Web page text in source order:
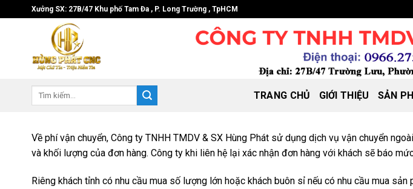
to
Xưởng SX: 27B/47 Khu phố Tam Đa , P. Long Trường , TpHCM
Tìm
TRANG CHỦ GIỚI THIỆU SẢN
Về phí vận chuyển, Công ty TNHH TMDV & SX Hùng Phát sử dụng dịch vụ vận chuyển
và khối lượng của đơn hàng. Công ty khi liên hệ lại xác nhận đơn hàng với khách sẽ báo
Riêng khách tỉnh có nhu cầu mua số lượng lớn hoặc khách buôn sỉ nếu có nhu cầu mua